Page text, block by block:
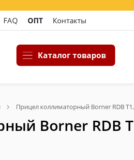
FAQ ОПТ Контакты
Каталог товаров
Прицел коллиматорный Borner RDB
Borner RDB